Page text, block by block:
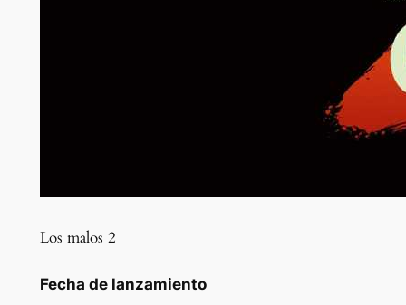
Los malos 2
Fecha de lanzamiento